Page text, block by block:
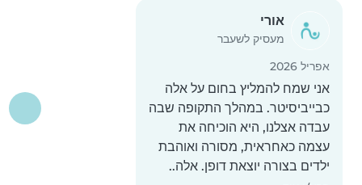
אורי
מעסיק לשעבר
אפריל 2026
אני שמח להמליץ בחום על אלה
כבייביסיטר. במהלך התקופה שבה
עבדה אצלנו, היא הוכיחה את
עצמה כאחראית, מסורה ואוהבת
ילדים בצורה יוצאת דופן. אלה..